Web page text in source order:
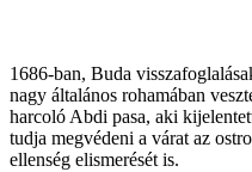
1686-ban, Buda
nagy általános rohamában
harcoló Abdi pasa, aki
tudja megvédeni a várat az
ellenség elismerését is.